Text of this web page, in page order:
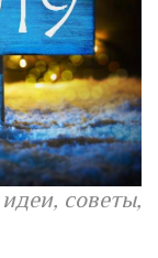
советы,